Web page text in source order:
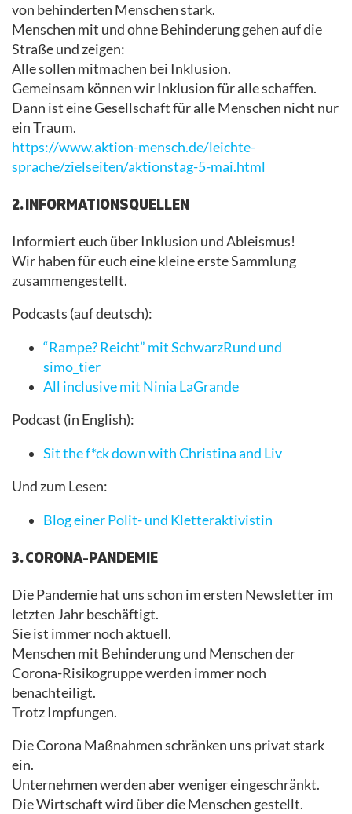
von behinderten Menschen stark.
Menschen mit und ohne Behinderung gehen auf die
Straße und zeigen:
Alle sollen mitmachen bei Inklusion.
Gemeinsam können wir Inklusion für alle schaffen.
Dann ist eine Gesellschaft für alle Menschen nicht nur
ein Traum.
https://www.aktion-mensch.de/leichte-
sprache/zielseiten/aktionstag-5-mai.html
2. INFORMATIONSQUELLEN
Informiert euch über Inklusion und Ableismus!
Wir haben für euch eine kleine erste Sammlung
zusammengestellt.
Podcasts (auf deutsch):
“Rampe? Reicht” mit SchwarzRund und
simo_tier
All inclusive mit Ninia LaGrande
Podcast (in English):
Sit the f*ck down with Christina and Liv
Und zum Lesen:
Blog einer Polit- und Kletteraktivistin
3. CORONA-PANDEMIE
Die Pandemie hat uns schon im ersten Newsletter im
letzten Jahr beschäftigt.
Sie ist immer noch aktuell.
Menschen mit Behinderung und Menschen der
Corona-Risikogruppe werden immer noch
benachteiligt.
Trotz Impfungen.
Die Corona Maßnahmen schränken uns privat stark
ein.
Unternehmen werden aber weniger eingeschränkt.
Die Wirtschaft wird über die Menschen gestellt.